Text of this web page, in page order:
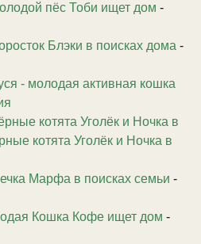
пёс Тоби ищет дом -
Блэки в поисках дома -
- молодая активная кошка
котята Уголёк и Ночка в
котята Уголёк и Ночка в
Марфа в поисках семьи -
Кошка Кофе ищет дом -